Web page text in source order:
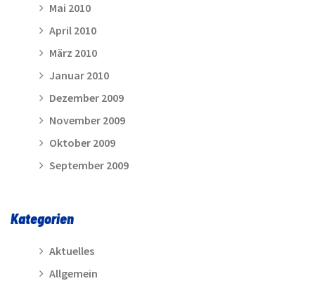
Mai 2010
April 2010
März 2010
Januar 2010
Dezember 2009
November 2009
Oktober 2009
September 2009
Kategorien
Aktuelles
Allgemein